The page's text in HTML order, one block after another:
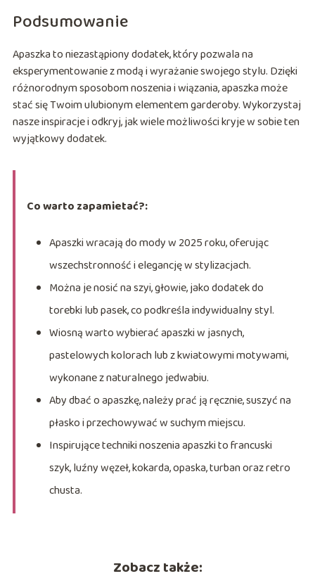
Podsumowanie
Apaszka to niezastąpiony dodatek, który pozwala na
eksperymentowanie z modą i wyrażanie swojego stylu. Dzięki
różnorodnym sposobom noszenia i wiązania, apaszka może
stać się Twoim ulubionym elementem garderoby. Wykorzystaj
nasze inspiracje i odkryj, jak wiele możliwości kryje w sobie ten
wyjątkowy dodatek.
Co warto zapamietać?:
Apaszki wracają do mody w 2025 roku, oferując
wszechstronność i elegancję w stylizacjach.
Można je nosić na szyi, głowie, jako dodatek do
torebki lub pasek, co podkreśla indywidualny styl.
Wiosną warto wybierać apaszki w jasnych,
pastelowych kolorach lub z kwiatowymi motywami,
wykonane z naturalnego jedwabiu.
Aby dbać o apaszkę, należy prać ją ręcznie, suszyć na
płasko i przechowywać w suchym miejscu.
Inspirujące techniki noszenia apaszki to francuski
szyk, luźny węzeł, kokarda, opaska, turban oraz retro
chusta.
Zobacz także: